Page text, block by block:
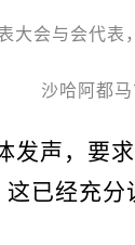
大会与会代表
沙哈阿都马
发声，要
已经充分